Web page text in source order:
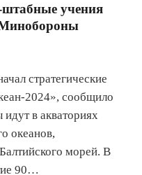
штабные учения
стратегические
2024», сообщило
в акваториях
океанов,
морей. В
90…